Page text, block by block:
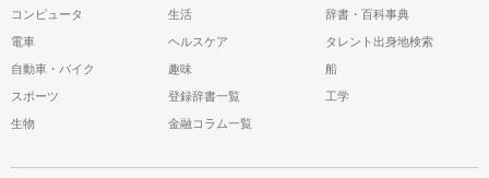
コンピュータ 生活 辞書・百科事典
電車 ヘルスケア タレント出身地検索
自動車・バイク 趣味 船
スポーツ 登録辞書一覧 工学
生物 金融コラム一覧